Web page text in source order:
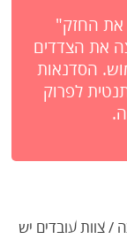
את החזק"
את הצדדים
הסדנאות
לפרוק
/ צוות עובדים יש